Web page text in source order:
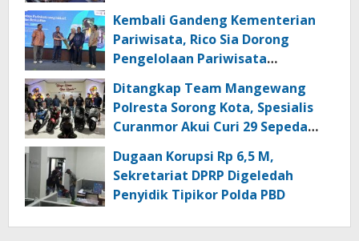
Kembali Gandeng Kementerian
Pariwisata, Rico Sia Dorong
Pengelolaan Pariwisata
Ditangkap Team Mangewang
Polresta Sorong Kota, Spesialis
Curanmor Akui Curi 29 Sepeda
Dugaan Korupsi Rp 6,5 M,
Sekretariat DPRP Digeledah
Penyidik Tipikor Polda PBD